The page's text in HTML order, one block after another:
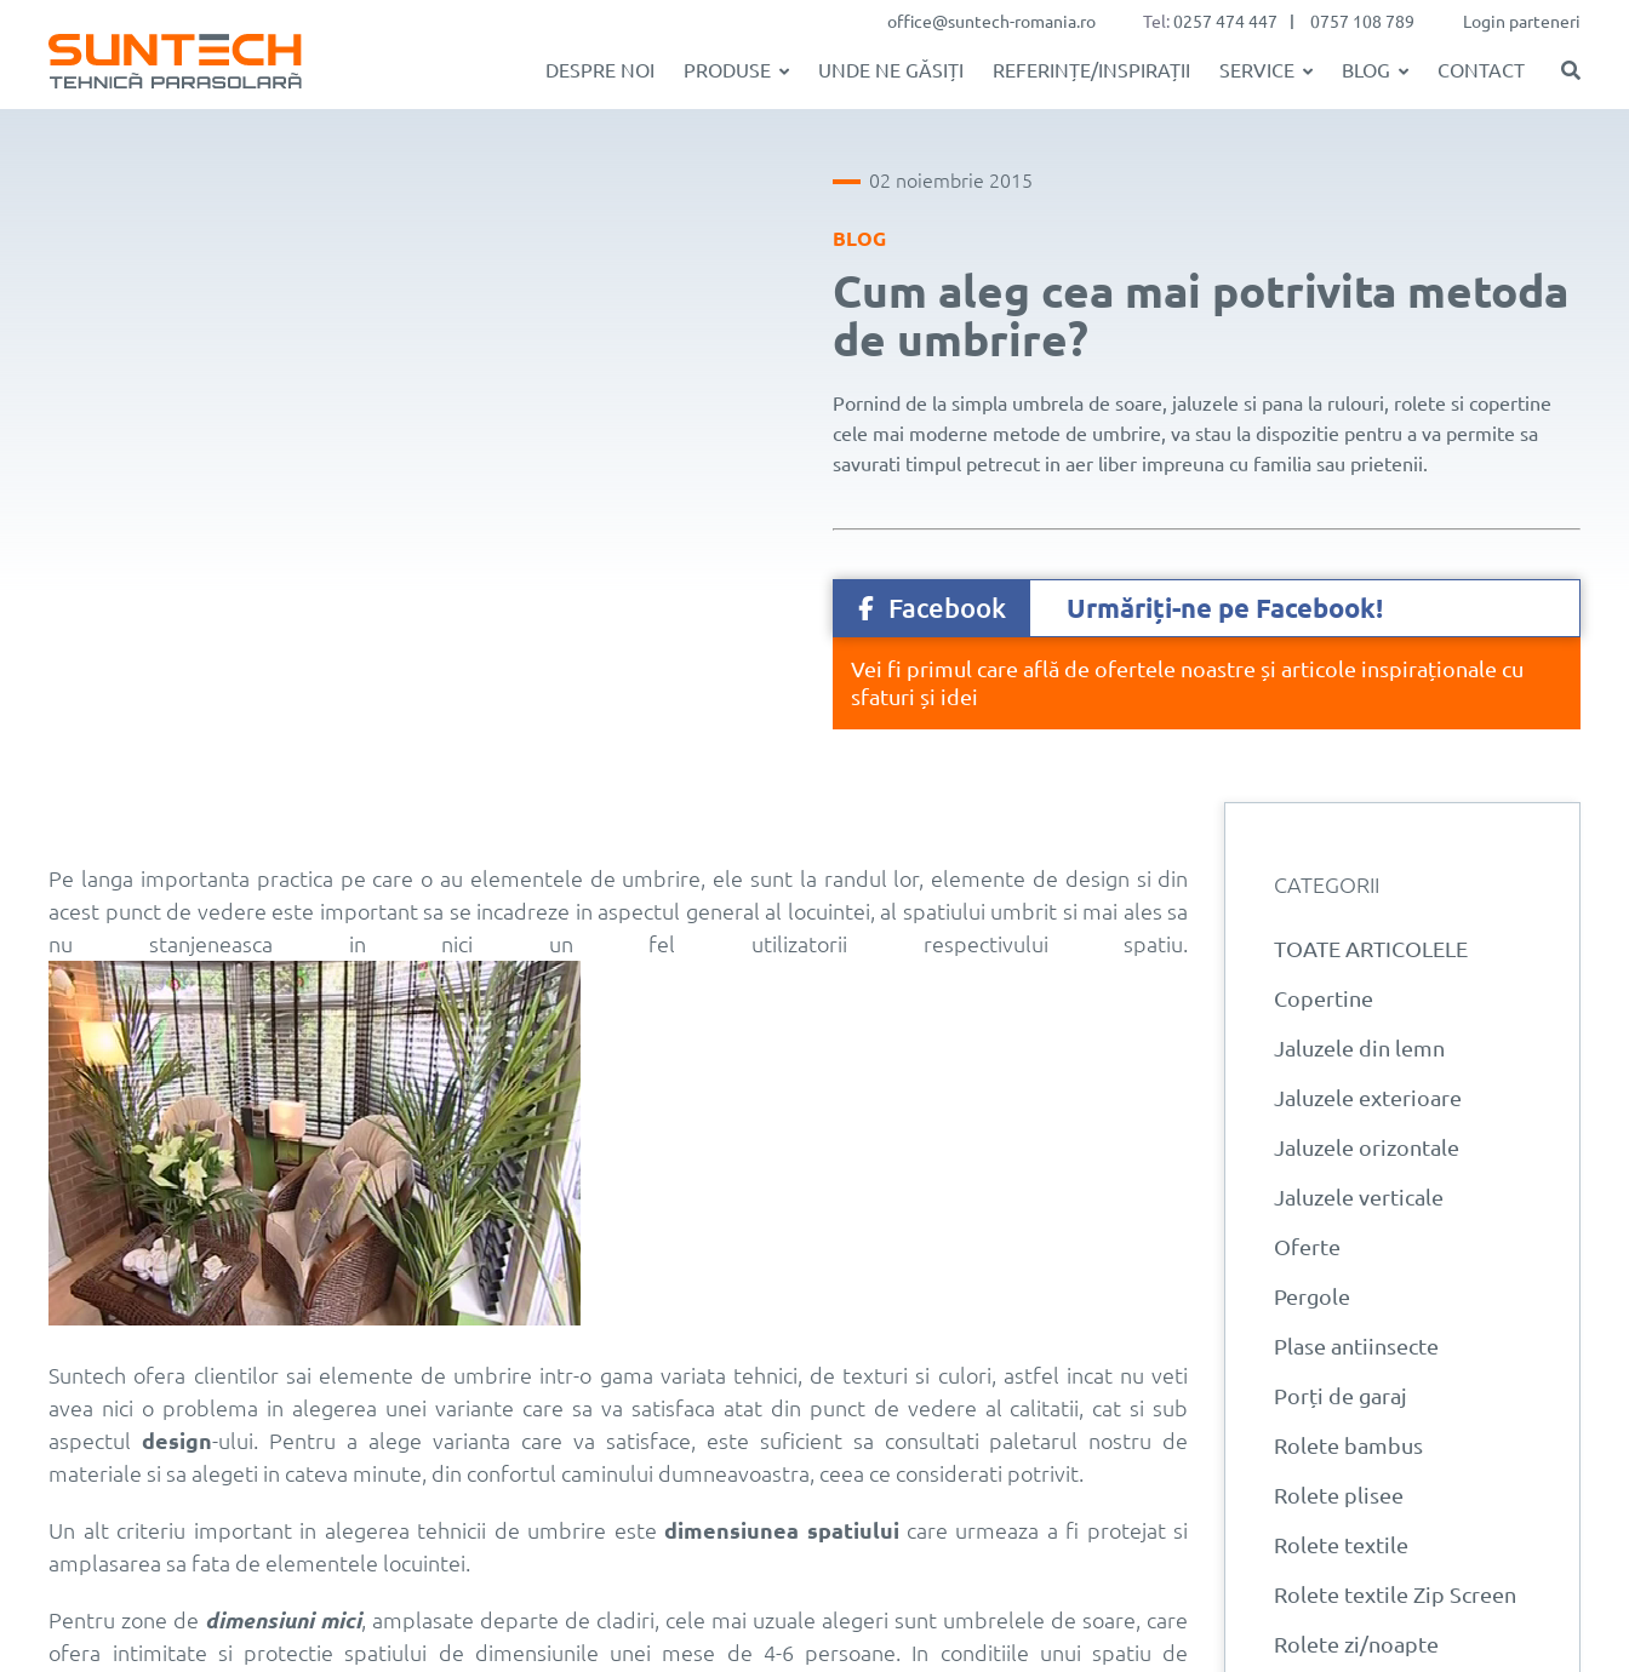
office@suntech-romania.ro Tel:0257 474 447 0757 108 789 Login parteneri
DESPRE NOI PRODUSE UNDE NE GĂSIȚI REFERINȚE/INSPIRAȚII SERVICE BLOG CONTACT
02 noiembrie 2015
BLOG
Cum aleg cea mai potrivita metoda
de umbrire?
Pornind de la simpla umbrela de soare, jaluzele si pana la rulouri, rolete si copertine
cele mai moderne metode de umbrire, va stau la dispozitie pentru a va permite sa
savurati timpul petrecut in aer liber impreuna cu familia sau prietenii.
Facebook Urmăriți-ne pe Facebook!
Vei fi primul care află de ofertele noastre și articole inspiraționale cu
sfaturi și idei
Pe langa importanta practica pe care o au elementele de umbrire, ele sunt la randul lor, elemente de design si din
acest punct de vedere este important sa se incadreze in aspectul general al locuintei, al spatiului umbrit si mai ales sa
nu stanjeneasca in nici un fel utilizatorii respectivului spatiu.
Suntech ofera clientilor sai elemente de umbrire intr-o gama variata tehnici, de texturi si culori, astfel incat nu veti
avea nici o problema in alegerea unei variante care sa va satisfaca atat din punct de vedere al calitatii, cat si sub
aspectuldesign-ului. Pentru a alege varianta care va satisface, este suficient sa consultati paletarul nostru de
materiale si sa alegeti in cateva minute, din confortul caminului dumneavoastra, ceea ce considerati potrivit.
Un alt criteriu important in alegerea tehnicii de umbrire estedimensiunea spatiului care urmeaza a fi protejat si
amplasarea sa fata de elementele locuintei.
Pentru zone de dimensiuni mici, amplasate departe de cladiri, cele mai uzuale alegeri sunt umbrelele de soare, care
ofera intimitate si protectie spatiului de dimensiunile unei mese de 4-6 persoane. In conditiile unui spatiu de
CATEGORII
TOATE ARTICOLELE
Copertine
Jaluzele din lemn
Jaluzele exterioare
Jaluzele orizontale
Jaluzele verticale
Oferte
Pergole
Plase antiinsecte
Porți de garaj
Rolete bambus
Rolete plisee
Rolete textile
Rolete textile Zip Screen
Rolete zi/noapte